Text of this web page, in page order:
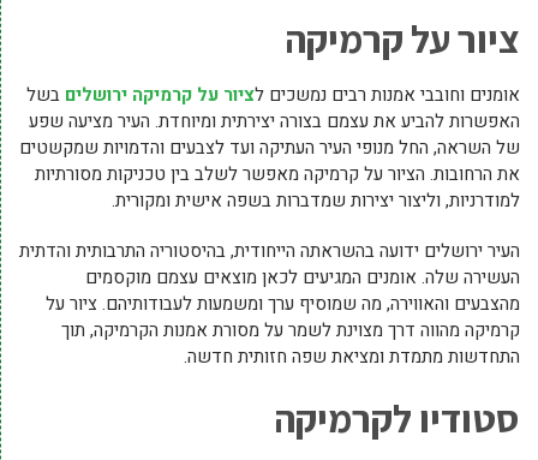
ציור על קרמיקה
אומנים וחובבי אמנות רבים נמשכים לציור על קרמיקה ירושלים בשל
האפשרות להביע את עצמם בצורה יצירתית ומיוחדת. העיר מציעה שפע
של השראה, החל מנופי העיר העתיקה ועד לצבעים והדמויות שמקשטים
את הרחובות. הציור על קרמיקה מאפשר לשלב בין טכניקות מסורתיות
למודרניות, וליצור יצירות שמדברות בשפה אישית ומקורית.
העיר ירושלים ידועה בהשראתה הייחודית, בהיסטוריה התרבותית והדתית
העשירה שלה. אומנים המגיעים לכאן מוצאים עצמם מוקסמים
מהצבעים והאווירה, מה שמוסיף ערך ומשמעות לעבודותיהם. ציור על
קרמיקה מהווה דרך מצוינת לשמר על מסורת אמנות הקרמיקה, תוך
התחדשות מתמדת ומציאת שפה חזותית חדשה.
סטודיו לקרמיקה